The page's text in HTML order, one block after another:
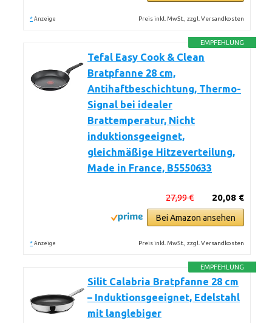
* Anzeige Preis inkl. MwSt., zzgl. Versandkosten
EMPFEHLUNG
Tefal Easy Cook & Clean
Bratpfanne 28 cm,
Antihaftbeschichtung, Thermo-
Signal bei idealer
Brattemperatur, Nicht
induktionsgeeignet,
gleichmäßige Hitzeverteilung,
Made in France, B5550633
20,08 €
27,99 €
Bei Amazon ansehen
* Anzeige Preis inkl. MwSt., zzgl. Versandkosten
EMPFEHLUNG
Silit Calabria Bratpfanne 28 cm
– Induktionsgeeignet, Edelstahl
mit langlebiger